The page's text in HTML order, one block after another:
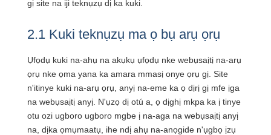
gị site na iji teknụzụ dị ka kuki.
2.1 Kuki teknụzụ ma ọ bụ arụ ọrụ
Ụfọdụ kuki na-ahụ na akụkụ ụfọdụ nke webụsaịtị na-arụ
ọrụ nke ọma yana ka amara mmasị onye ọrụ gị. Site
n'itinye kuki na-arụ ọrụ, anyị na-eme ka ọ dịrị gị mfe ịga
na webụsaịtị anyị. N'ụzọ dị otú a, ọ dịghị mkpa ka ị tinye
otu ozi ugboro ugboro mgbe ị na-aga na webụsaịtị anyị
na, dịka ọmụmaatụ, ihe ndị ahụ na-anọgide n'ụgbọ ịzụ